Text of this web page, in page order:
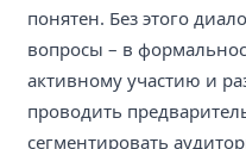
понятен. Без этого
вопросы – в
активному участию и
проводить
сегментировать